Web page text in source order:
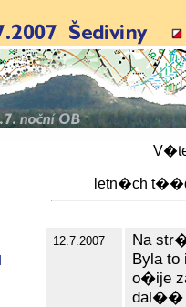
letn�ch
12.7.2007
Na
Byla
o�ije
dal��